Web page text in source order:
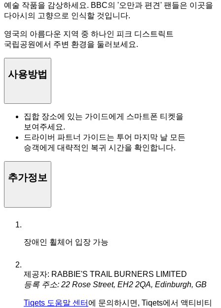
예술 작품을 감상하세요. BBC의 '오만과 편견' 팬들은 이곳을
다아시의 고향으로 인식할 것입니다.
영국의 아름다운 지역 중 하나인 피크 디스트릭트
국립공원에서 주변 환경을 둘러보세요.
사용방법
집합 장소에 있는 가이드에게 스마트폰 티켓을
보여주세요.
드라이버 파트너 가이드는 투어 마지막 날 모든
승객에게 대략적인 복귀 시간을 확인합니다.
추가정보
장애인 휠체어 입장 가능
제공자: RABBIE'S TRAIL BURNERS LIMITED
등록 주소: 22 Rose Street, EH2 2QA, Edinburgh, GB
Tiqets 도움말 센터 에 문의하시면, Tiqets에서 액티비티